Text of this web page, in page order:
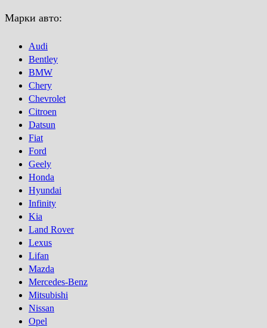
Марки авто:
Audi
Bentley
BMW
Chery
Chevrolet
Citroen
Datsun
Fiat
Ford
Geely
Honda
Hyundai
Infinity
Kia
Land Rover
Lexus
Lifan
Mazda
Mercedes-Benz
Mitsubishi
Nissan
Opel